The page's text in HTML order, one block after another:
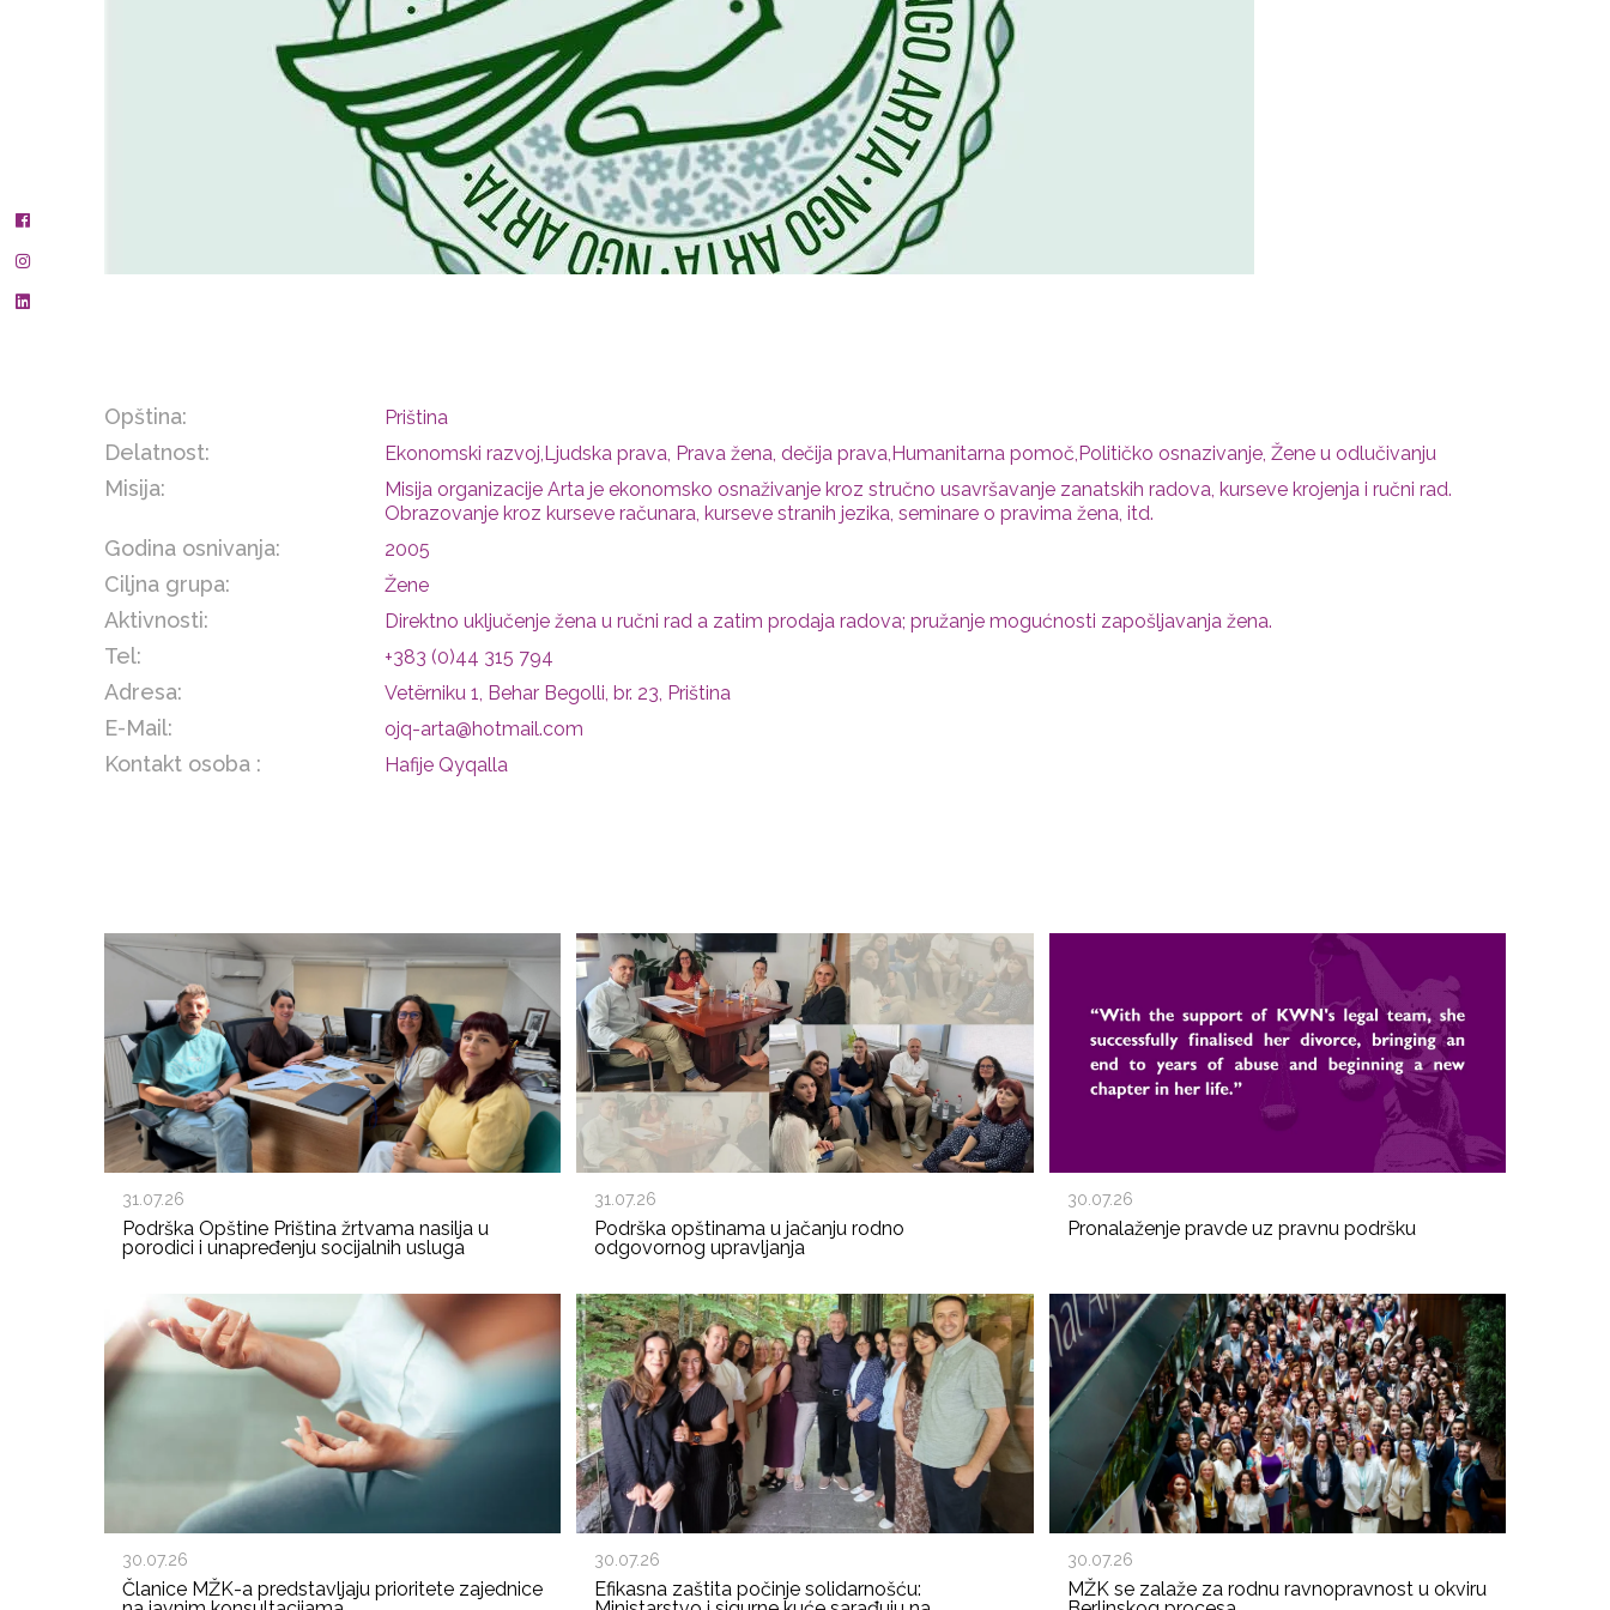
Opština: Priština
Delatnost: Ekonomski razvoj,Ljudska prava, Prava žena, dečija prava,Humanitarna pomoč,Političko osnazivanje, Žene u odlučivanju
Misija:
Misija organizacije Arta je ekonomsko osnaživanje kroz stručno usavršavanje zanatskih radova, kurseve krojenja i ručni rad.
Obrazovanje kroz kurseve računara, kurseve stranih jezika, seminare o pravima žena, itd.
Godina osnivanja: 2005
Ciljna grupa: Žene
Aktivnosti: Direktno uključenje žena u ručni rad a zatim prodaja radova; pružanje mogućnosti zapošljavanja žena.
Tel: +383 (0)44 315 794
Adresa: Vetërniku 1, Behar Begolli, br. 23, Priština
E-Mail: ojq-arta@hotmail.com
Kontakt osoba : Hafije Qyqalla
31.07.26
Podrška Opštine Priština žrtvama nasilja u
porodici i unapređenju socijalnih usluga
31.07.26
Podrška opštinama u jačanju rodno
odgovornog upravljanja
30.07.26
Pronalaženje pravde uz pravnu podršku
30.07.26
Članice MŽK-a predstavljaju prioritete zajednice
30.07.26
Efikasna zaštita počinje solidarnošću:
30.07.26
MŽK se zalaže za rodnu ravnopravnost u okviru